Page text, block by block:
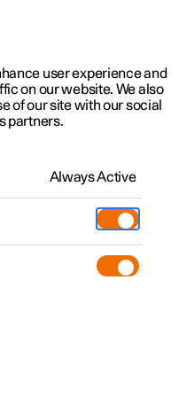
updates
Pilot
user experience and
on our website. We also
of our site with our social
partners.
Always Active